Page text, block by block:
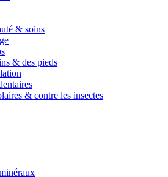
& soins
& des pieds
& contre les insectes